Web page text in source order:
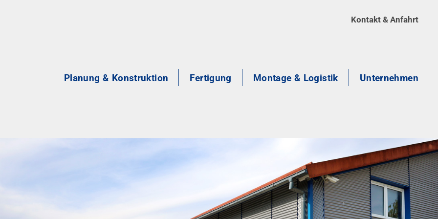
Kontakt & Anfahrt
Planung & Konstruktion Fertigung Montage & Logistik Unternehmen